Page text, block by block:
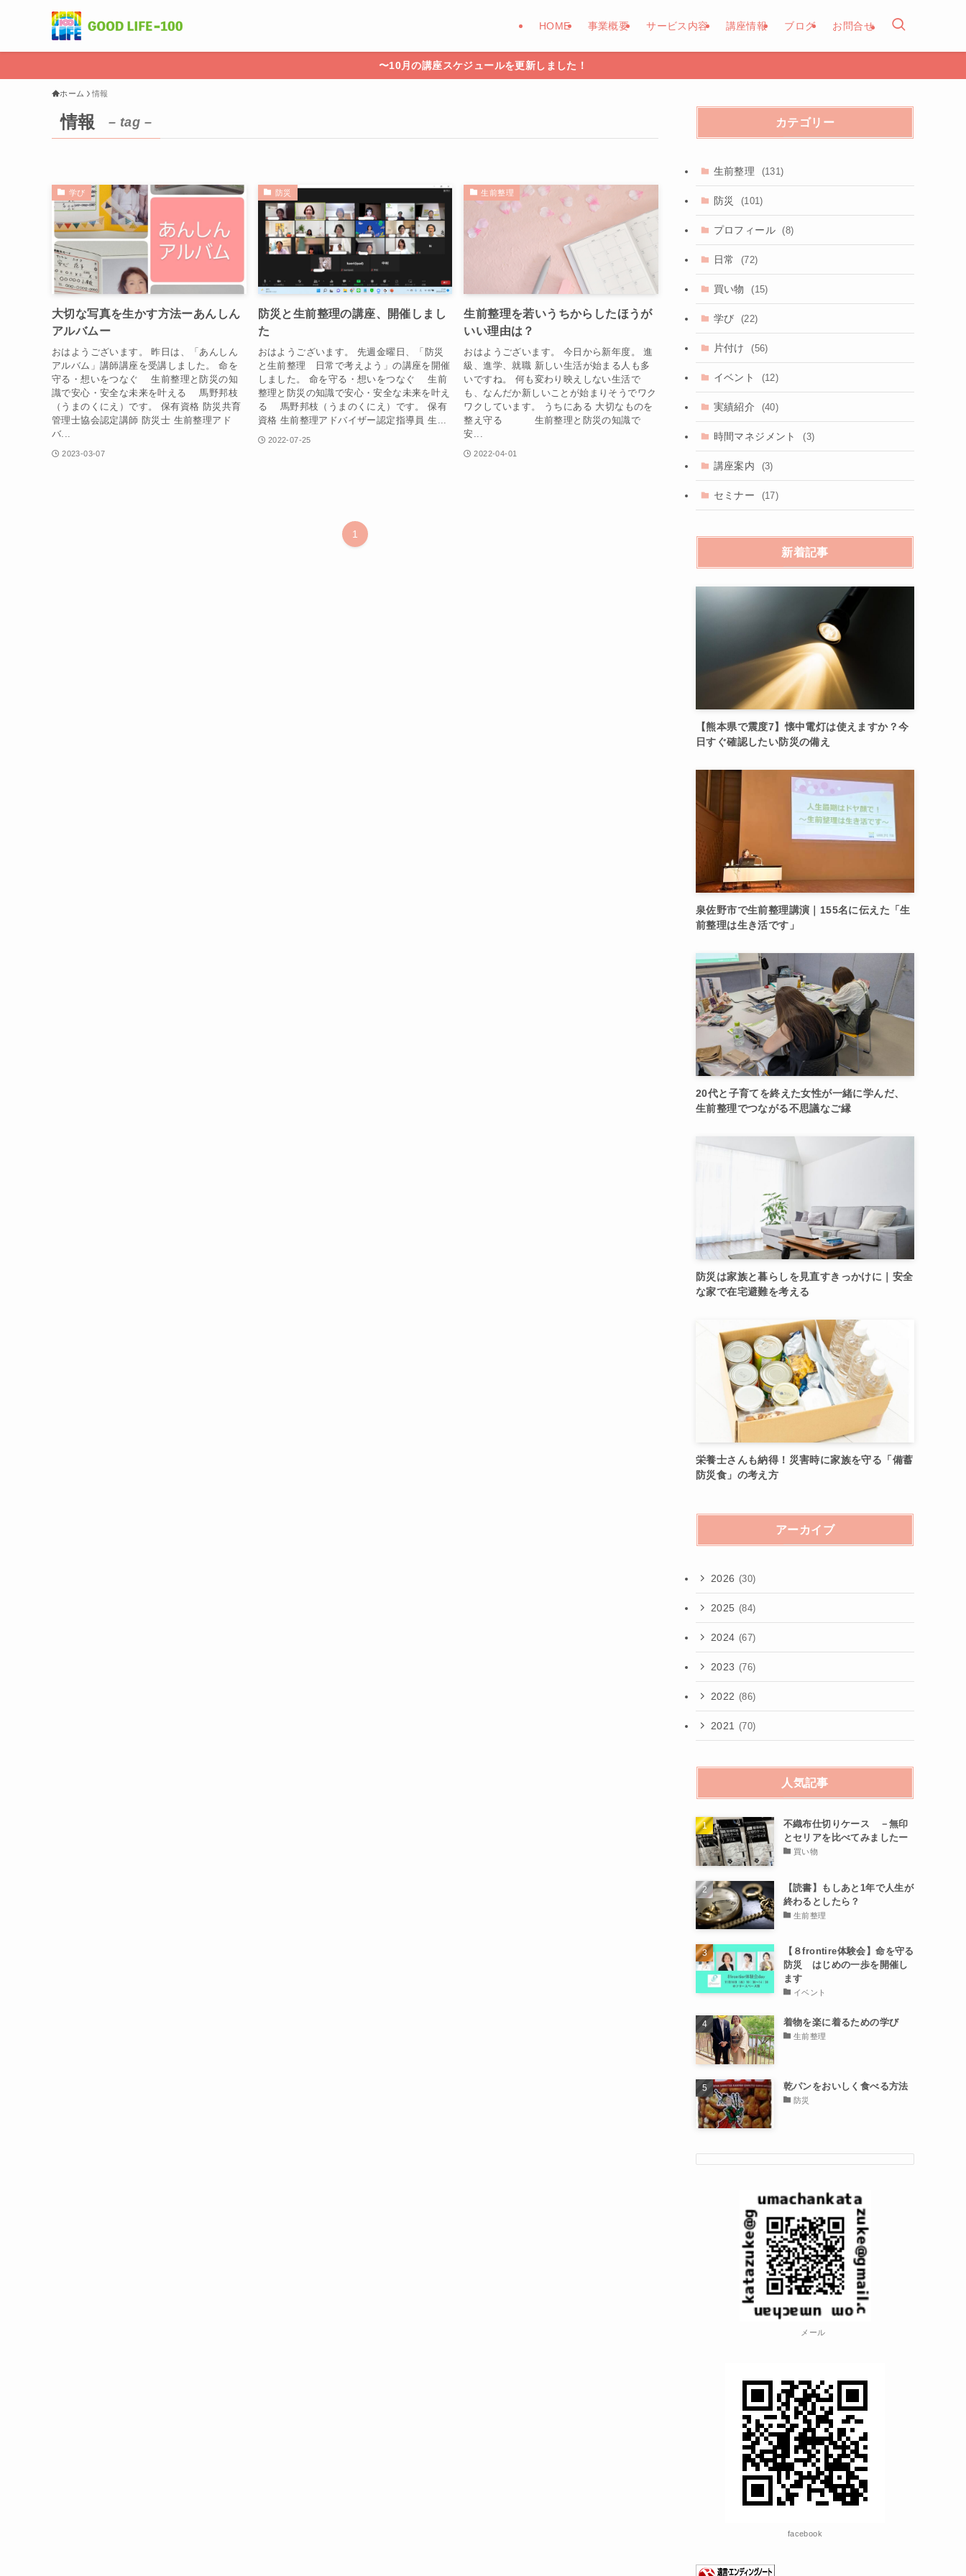
HOME 事業概要 サービス内容 講座情報 ブログ お問合せ
〜10月の講座スケジュールを更新しました！
ホーム 情報
情報 – tag –
学び
大切な写真を生かす方法ーあんしん
アルバムー
おはようございます。 昨日は、「あんしん
アルバム」講師講座を受講しました。 命を
守る・想いをつなぐ 生前整理と防災の知
識で安心・安全な未来を叶える 馬野邦枝
（うまのくにえ）です。 保有資格 防災共育
管理士協会認定講師 防災士 生前整理アド
バ...
2023-03-07
防災
防災と生前整理の講座、開催しまし
た
おはようございます。 先週金曜日、「防災
と生前整理 日常で考えよう」の講座を開催
しました。 命を守る・想いをつなぐ 生前
整理と防災の知識で安心・安全な未来を叶え
る 馬野邦枝（うまのくにえ）です。 保有
資格 生前整理アドバイザー認定指導員 生...
2022-07-25
生前整理
生前整理を若いうちからしたほうが
いい理由は？
おはようございます。 今日から新年度。 進
級、進学、就職 新しい生活が始まる人も多
いですね。 何も変わり映えしない生活で
も、なんだか新しいことが始まりそうでワク
ワクしています。 うちにある 大切なものを
整え守る 生前整理と防災の知識で
安...
2022-04-01
1
カテゴリー
生前整理 (131)
防災 (101)
プロフィール (8)
日常 (72)
買い物 (15)
学び (22)
片付け (56)
イベント (12)
実績紹介 (40)
時間マネジメント (3)
講座案内 (3)
セミナー (17)
新着記事
【熊本県で震度7】懐中電灯は使えますか？今
日すぐ確認したい防災の備え
泉佐野市で生前整理講演｜155名に伝えた「生
前整理は生き活です」
20代と子育てを終えた女性が一緒に学んだ、
生前整理でつながる不思議なご縁
防災は家族と暮らしを見直すきっかけに｜安全
な家で在宅避難を考える
栄養士さんも納得！災害時に家族を守る「備蓄
防災食」の考え方
アーカイブ
2026 (30)
2025 (84)
2024 (67)
2023 (76)
2022 (86)
2021 (70)
人気記事
不織布仕切りケース －無印
とセリアを比べてみましたー
買い物
【読書】もしあと1年で人生が
終わるとしたら？
生前整理
【８frontire体験会】命を守る
防災 はじめの一歩を開催し
ます
イベント
着物を楽に着るための学び
生前整理
乾パンをおいしく食べる方法
防災
メール
facebook